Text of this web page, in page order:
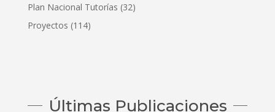
Plan Nacional Tutorías (32)
Proyectos (114)
Últimas Publicaciones